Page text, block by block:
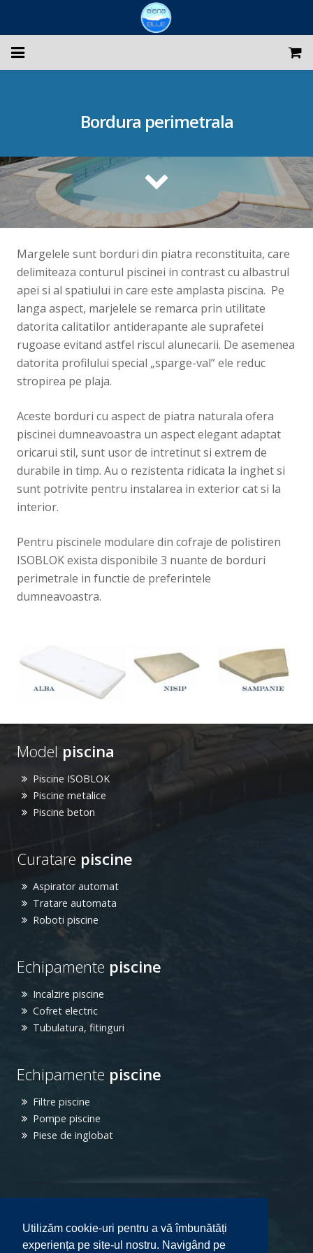
Utilizăm cookie-uri pentru a vă îmbunătăți
experiența pe site-ul nostru. Navigând pe
Constructii piscine
Intretinere piscine
Magazin
PROMOTII
Galerie foto
Blog
Contact
Bordura perimetrala
Margelele sunt borduri din piatra reconstituita, care
delimiteaza conturul piscinei in contrast cu albastrul
apei si al spatiului in care este amplasta piscina. Pe
langa aspect, marjelele se remarca prin utilitate
datorita calitatilor antiderapante ale suprafetei
rugoase evitand astfel riscul alunecarii. De asemenea
datorita profilului special „sparge-val” ele reduc
stropirea pe plaja.
Aceste borduri cu aspect de piatra naturala ofera
piscinei dumneavoastra un aspect elegant adaptat
oricarui stil, sunt usor de intretinut si extrem de
durabile in timp. Au o rezistenta ridicata la inghet si
sunt potrivite pentru instalarea in exterior cat si la
interior.
Pentru piscinele modulare din cofraje de polistiren
ISOBLOK exista disponibile 3 nuante de borduri
perimetrale in functie de preferintele
dumneavoastra.
Model piscina
Piscine ISOBLOK
Piscine metalice
Piscine beton
Curatare piscine
Aspirator automat
Tratare automata
Roboti piscine
Echipamente piscine
Incalzire piscine
Cofret electric
Tubulatura, fitinguri
Echipamente piscine
Filtre piscine
Pompe piscine
Piese de inglobat
Cum cumpar Confidentialitate